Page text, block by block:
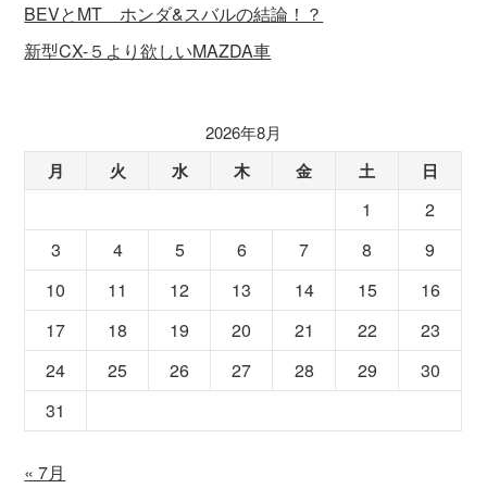
BEVとMT ホンダ&スバルの結論！？
新型CX-５より欲しいMAZDA車
2026年8月
月 火 水 木 金 土 日
1
2
3
4 5 6 7 8
9
10
11 12 13 14 15
16
17
18 19 20 21 22
23
24
25 26 27 28 29
30
31
« 7月